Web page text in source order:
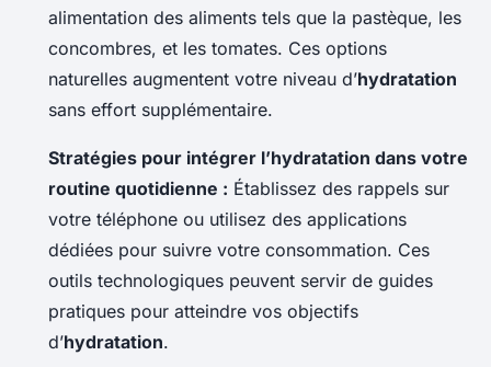
alimentation des aliments tels que la pastèque, les
concombres, et les tomates. Ces options
naturelles augmentent votre niveau d’hydratation
sans effort supplémentaire.
Stratégies pour intégrer l’hydratation dans votre
routine quotidienne : Établissez des rappels sur
votre téléphone ou utilisez des applications
dédiées pour suivre votre consommation. Ces
outils technologiques peuvent servir de guides
pratiques pour atteindre vos objectifs
d’hydratation.